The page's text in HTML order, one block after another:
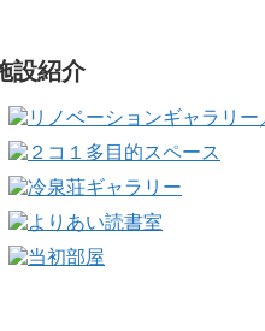
設紹介